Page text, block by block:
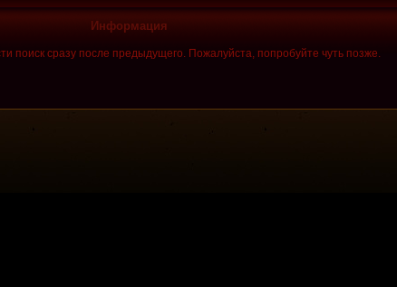
Информация
поиск сразу после предыдущего. Пожалуйста, попробуйте чуть позже.